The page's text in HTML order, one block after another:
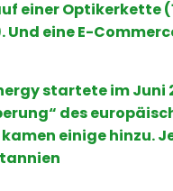
einer Optikerkette
Und eine E-
startete im Juni
des
einige hinzu.